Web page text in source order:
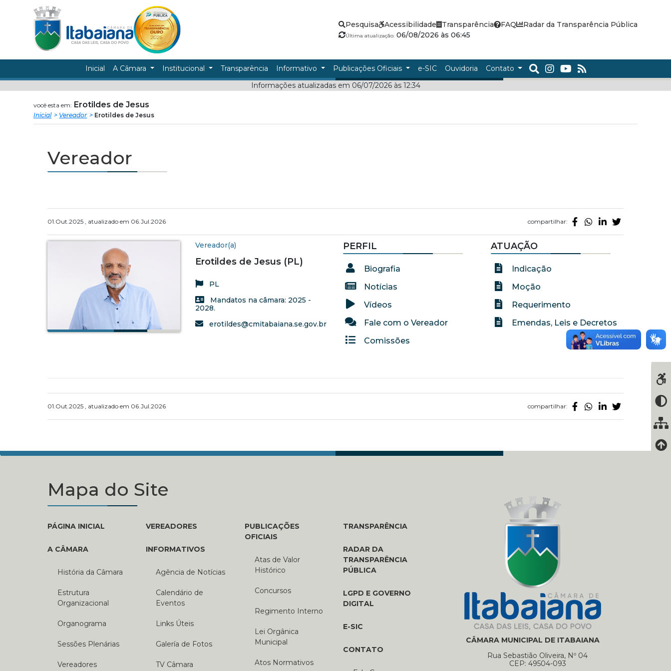
conteudo
Câmara
Municipal
de
Itabaiana
Pesquisa Acessibilidade Transparência FAQ Radar da Transparência Pública
Última atualização:06/08/2026 às 06:45
Inicial A Câmara Institucional Transparência Informativo Publicações Oficiais e-SIC Ouvidoria
Contato
Informações atualizadas em 06/07/2026 às 12:34
você esta em: Erotildes de Jesus
Inicial Vereador Erotildes de Jesus
Vereador
01.Out.2025 , atualizado em 06.Jul.2026 compartilhar:
Vereador(a)
Erotildes de Jesus (PL)
PL
Mandatos na câmara: 2025 -
2028.
erotildes@cmitabaiana.se.gov.br
PERFIL
Biografia
Notícias
Vídeos
Fale com o Vereador
Comissões
ATUAÇÃO
Indicação
Moção
Requerimento
Emendas, Leis e Decretos
01.Out.2025 , atualizado em 06.Jul.2026 compartilhar:
Mapa do Site
PÁGINA INICIAL
A CÂMARA
História da Câmara
Estrutura
Organizacional
Organograma
Sessões Plenárias
Vereadores
VEREADORES
INFORMATIVOS
Agência de Notícias
Calendário de
Eventos
Links Úteis
Galería de Fotos
TV Câmara
PUBLICAÇÕES
OFICIAIS
Atas de Valor
Histórico
Concursos
Regimento Interno
Lei Orgânica
Municipal
Atos Normativos
TRANSPARÊNCIA
RADAR DA
TRANSPARÊNCIA
PÚBLICA
LGPD E GOVERNO
DIGITAL
E-SIC
CONTATO
CÂMARA MUNICIPAL DE ITABAIANA
Rua Sebastião Oliveira, Nº 04
CEP: 49504-093